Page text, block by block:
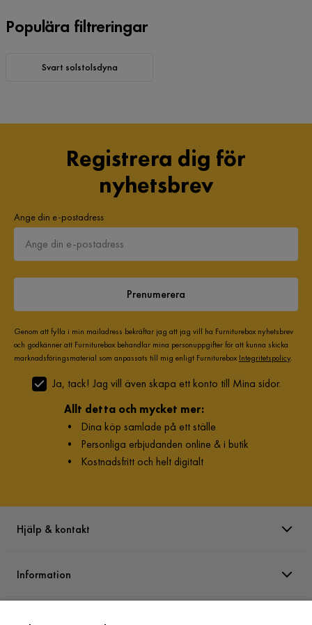
Populära filtreringar
Svart solstolsdyna
Registrera dig för
nyhetsbrev
Ange din e-postadress
Prenumerera
Genom att fylla i min mailadress bekräftar jag att jag vill ha Furniturebox nyhetsbrev
och godkänner att Furniturebox behandlar mina personuppgifter för att kunna skicka
marknadsföringsmaterial som anpassats till mig enligt Furniturebox Integritetspolicy.
Ja, tack! Jag vill även skapa ett konto till Mina sidor.
Allt detta och mycket mer:
• Dina köp samlade på ett ställe
• Personliga erbjudanden online & i butik
• Kostnadsfritt och helt digitalt
Hjälp & kontakt
Information